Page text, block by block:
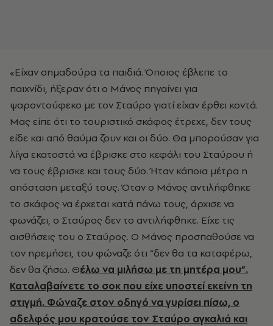
«Είχαν σημαδούρα τα παιδιά. Όποιος έβλεπε το
παιχνίδι, ήξεραν ότι ο Μάνος πηγαίνει για
ψαροντούφεκο με τον Σταύρο γιατί είχαν έρθει κοντά.
Μας είπε ότι το τουριστικό σκάφος έτρεχε, δεν τους
είδε και από θαύμα ζουν και οι δύο. Θα μπορούσαν για
λίγα εκατοστά να έβρισκε στο κεφάλι του Σταύρου ή
να τους έβρισκε και τους δύο. Ήταν κάποια μέτρα η
απόσταση μεταξύ τους. Όταν ο Μάνος αντιλήφθηκε
το σκάφος να έρχεται κατά πάνω τους, άρχισε να
φωνάζει, ο Σταύρος δεν το αντιλήφθηκε. Είχε τις
αισθήσεις του ο Σταύρος. Ο Μάνος προσπαθούσε να
τον ηρεμήσει, του φώναζε ότι “δεν θα τα καταφέρω,
δεν θα ζήσω. Θέλω να μιλήσω με τη μητέρα μου”.
Καταλαβαίνετε το σοκ που είχε υποστεί εκείνη τη
στιγμή. Φώναζε στον οδηγό να γυρίσει πίσω, ο
αδελφός μου κρατούσε τον Σταύρο αγκαλιά και